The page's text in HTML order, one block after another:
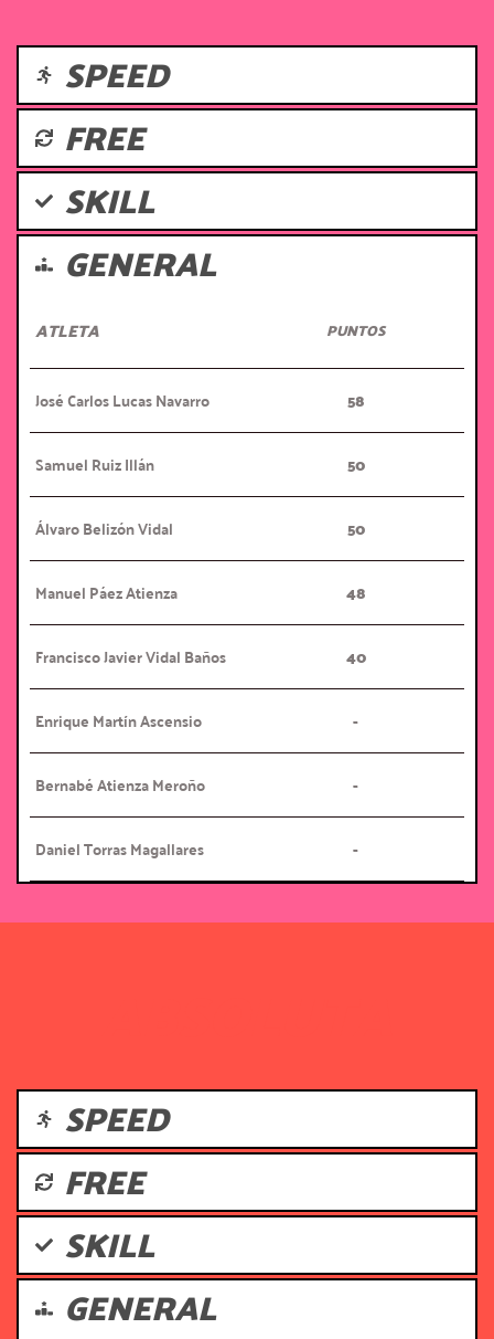
SPEED
FREE
SKILL
GENERAL
ATLETA PUNTOS
José Carlos Lucas Navarro 58
Samuel Ruiz Illán 50
Álvaro Belizón Vidal 50
Manuel Páez Atienza 48
Francisco Javier Vidal Baños 40
Enrique Martín Ascensio -
Bernabé Atienza Meroño -
Daniel Torras Magallares -
SPEED
FREE
SKILL
GENERAL